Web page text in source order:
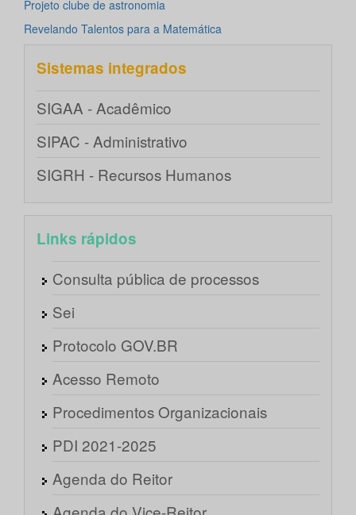
Projeto clube de astronomia
Revelando Talentos para a Matemática
Sistemas integrados
SIGAA - Acadêmico
SIPAC - Administrativo
SIGRH - Recursos Humanos
Links rápidos
Consulta pública de processos
Sei
Protocolo GOV.BR
Acesso Remoto
Procedimentos Organizacionais
PDI 2021-2025
Agenda do Reitor